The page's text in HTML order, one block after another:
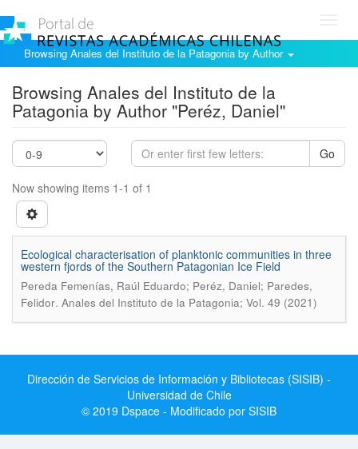
Browsing Anales del Instituto de la Patagonia by Author
Browsing Anales del Instituto de la
Patagonia by Author "Peréz, Daniel"
Go
Now showing items 1-1 of 1
Ecological characterisation of planktonic communities in three
western fjords of the Southern Patagonian Ice Field
Pereda Femenías, Raúl Eduardo; Peréz, Daniel; Paredes,
Felidor. Anales del Instituto de la Patagonia; Vol. 49 (2021)
Dirección de Servicios de Información y Bibliotecas (SISIB) -
Universidad de Chile
© 2019 Dspace - Modificado por SISIB